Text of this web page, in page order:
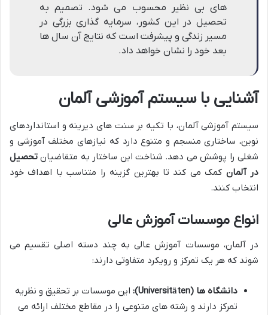
های بی نظیر محسوب می شود. تصمیم به
تحصیل در این کشور، سرمایه گذاری بزرگی در
مسیر زندگی و پیشرفت است که نتایج آن سال ها
بعد خود را نشان خواهد داد.
آشنایی با سیستم آموزشی آلمان
سیستم آموزشی آلمان، با تکیه بر سنت های دیرینه و استانداردهای
نوین، ساختاری منسجم و متنوع دارد که نیازهای مختلف آموزشی و
شغلی را پوشش می دهد. شناخت این ساختار به متقاضیان تحصیل
در آلمان کمک می کند تا بهترین گزینه را متناسب با اهداف خود
انتخاب کنند.
انواع موسسات آموزش عالی
در آلمان، موسسات آموزش عالی به چند دسته اصلی تقسیم می
شوند که هر یک تمرکز و رویکرد متفاوتی دارند:
دانشگاه ها (Universitäten):
این موسسات بر تحقیق و نظریه
تمرکز دارند و رشته های متنوعی را در مقاطع مختلف ارائه می